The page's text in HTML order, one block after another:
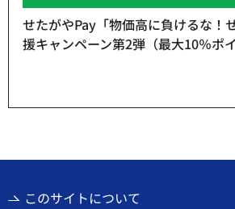
せたがやPay「物価高に負けるな！
援キャンペーン第2弾（最大10％ポ
このサイトについて